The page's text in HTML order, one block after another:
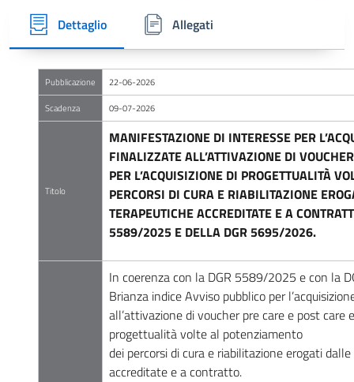
Dettaglio Allegati
Pubblicazione
22-06-2026
Scadenza
09-07-2026
Titolo
MANIFESTAZIONE DI INTERESSE PER
FINALIZZATE ALL’ATTIVAZIONE DI
PER L’ACQUISIZIONE DI PROGETTUALITÀ
PERCORSI DI CURA E RIABILITAZIONE
TERAPEUTICHE ACCREDITATE E A
5589/2025 E DELLA DGR 5695/2026.
In coerenza con la DGR 5589/2025 e con la
Brianza indice Avviso pubblico per
all’attivazione di voucher pre care e post care
progettualità volte al potenziamento
dei percorsi di cura e riabilitazione erogati
accreditate e a contratto.